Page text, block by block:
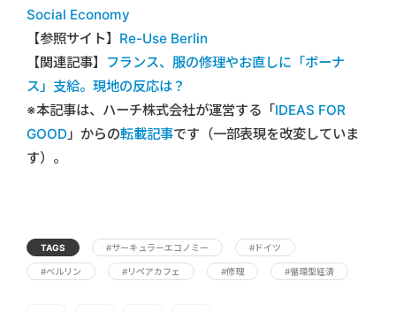
Social Economy
【参照サイト】 Re-Use Berlin
【関連記事】
フランス、服の修理やお直しに「ボーナ
ス」支給。現地の反応は？
※本記事は、ハーチ株式会社が運営する「IDEAS FOR
GOOD 」からの転載記事です（一部表現を改変していま
す）。
TAGS #サーキュラーエコノミー #ドイツ
#ベルリン #リペアカフェ #修理 #循環型経済